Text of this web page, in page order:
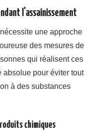
l'assainissement
une approche
des mesures de
qui réalisent ces
absolue pour éviter tout
à des substances
chimiques